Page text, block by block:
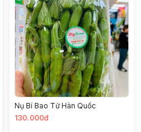
Nụ Bí Bao Tử Hàn Quốc
130.000đ